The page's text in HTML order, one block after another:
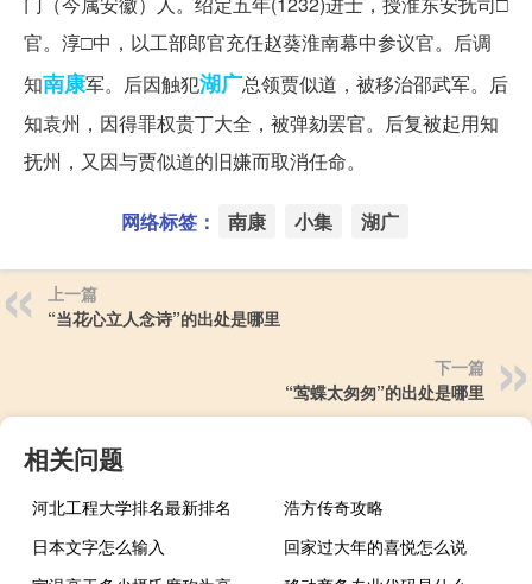
官。淳□中，以工部郎官充任赵葵淮南幕中参议官。后调
知南康军。后因触犯湖广总领贾似道，被移治邵武军。后
知袁州，因得罪权贵丁大全，被弹劾罢官。后复被起用知
抚州，又因与贾似道的旧嫌而取消任命。
网络标签： 南康 小集 湖广
上一篇
“当花心立人念诗”的出处是哪里
下一篇
“莺蝶太匆匆”的出处是哪里
相关问题
河北工程大学排名最新排名
浩方传奇攻略
日本文字怎么输入
回家过大年的喜悦怎么说